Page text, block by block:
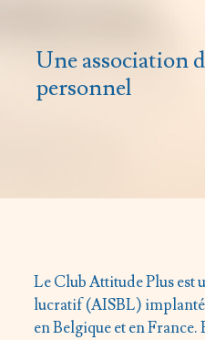
Une association
personnel
Le Club Attitude Plus est
lucratif (AISBL)
en Belgique et en